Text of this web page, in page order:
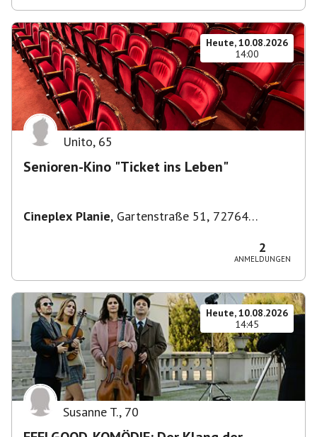
Heute, 10.08.2026
14:00
Unito, 65
Senioren-Kino "Ticket ins Leben"
Cineplex Planie, Gartenstraße 51, 72764
2
ANMELDUNGEN
Heute, 10.08.2026
14:45
Susanne T., 70